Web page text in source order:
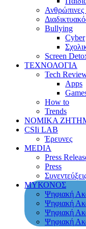
Ανθρώπινες
Bullying
Cyber
Screen
ΤΕΧΝΟΛΟΓΙΑ
Tech
Apps
How to
Trends
ΝΟΜΙΚΑ
CSIi LAB
Έρευνες
MEDIA
Press
Press
ΜΥΚΟΝΟΣ
Ψηφιακή
Ψηφιακή
Ψηφιακή
Ψηφιακή